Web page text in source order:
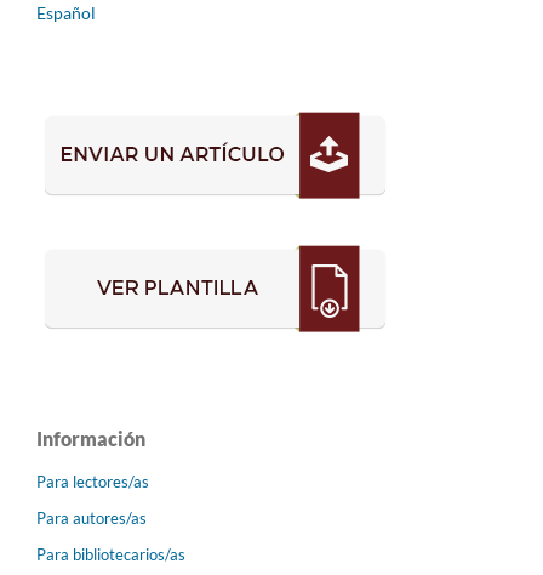
Español
Información
Para lectores/as
Para autores/as
Para bibliotecarios/as